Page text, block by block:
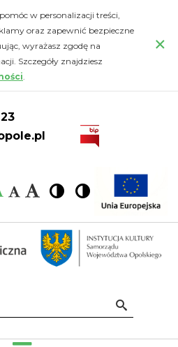
w personalizacji treści,
oraz zapewnić bezpieczne
wyrażasz zgodę na
Szczegóły znajdziesz
.
×
Czcionka
Czcionka
Czcionka
Wysoki
kontrast
Wysoki
kontrast
Idź